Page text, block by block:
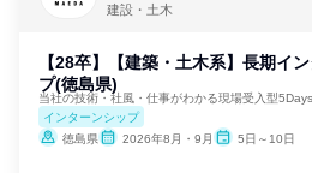
建設・土木
【28卒】【建築・土木系】長期イ
プ(徳島県)
当社の技術・社風・仕事がわかる現場受入型
インターンシップ
徳島県
2026年8月・9月 5日～10日